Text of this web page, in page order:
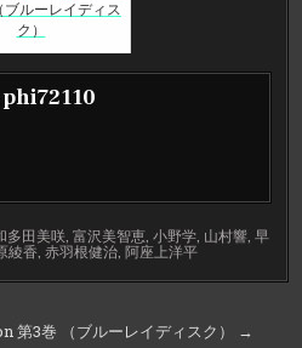
ブルーレイディス
ク）
phi72110
多田美咲 富沢美智恵, 小野学, 山村響, 早
綾香, 赤羽根健治,阿座上洋平
第3巻 （ブルーレイディスク） →